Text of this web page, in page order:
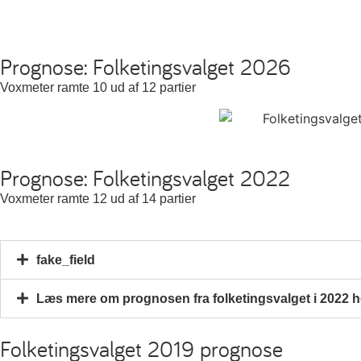
Prognose: Folketingsvalget 2026
Voxmeter ramte 10 ud af 12 partier
Prognose: Folketingsvalget 2022
Voxmeter ramte 12 ud af 14 partier
fake_field
Læs mere om prognosen fra folketingsvalget i 2022
Folketingsvalget 2019 prognose